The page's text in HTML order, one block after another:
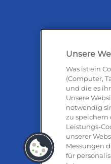
Unsere
Was ist ein
(Computer,
und die es
Unsere
notwendig
zu speichern
Leistungs-
unserer
Messungen
für